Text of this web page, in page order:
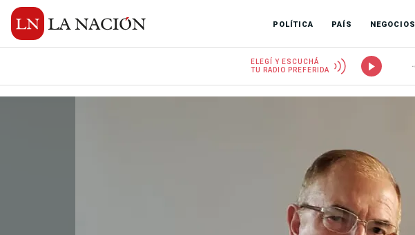
POLÍTICA PAÍS NEGOCIOS
ELEGÍ Y ESCUCHÁ
TU RADIO PREFERIDA